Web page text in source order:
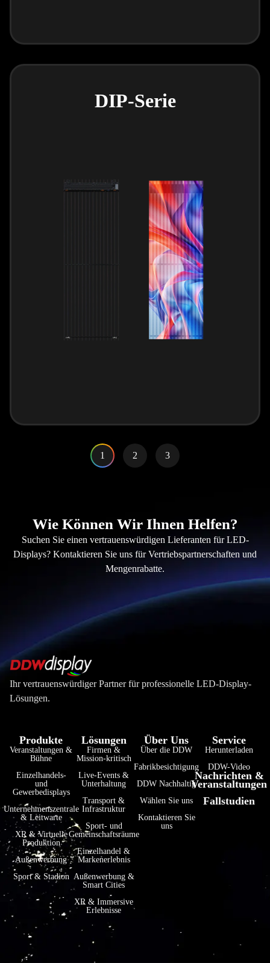
DIP-Serie
1 2 3
Wie Können Wir Ihnen Helfen?
Suchen Sie einen vertrauenswürdigen Lieferanten für LED-
Displays? Kontaktieren Sie uns für Vertriebspartnerschaften und
Mengenrabatte.
Ihr vertrauenswürdiger Partner für professionelle LED-Display-
Lösungen.
Produkte
Veranstaltungen &
Bühne
Einzelhandels-
und
Gewerbedisplays
Unternehmenszentrale
& Leitwarte
XR & Virtuelle
Produktion
Außenwerbung
Sport & Stadion
Lösungen
Firmen &
Mission-kritisch
Live-Events &
Unterhaltung
Transport &
Infrastruktur
Sport- und
Gemeinschaftsräume
Einzelhandel &
Markenerlebnis
Außenwerbung &
Smart Cities
XR & Immersive
Erlebnisse
Über Uns
Über die DDW
Fabrikbesichtigung
DDW Nachhaltig
Wählen Sie uns
Kontaktieren Sie
uns
Service
Herunterladen
DDW-Video
Nachrichten &
Veranstaltungen
Fallstudien